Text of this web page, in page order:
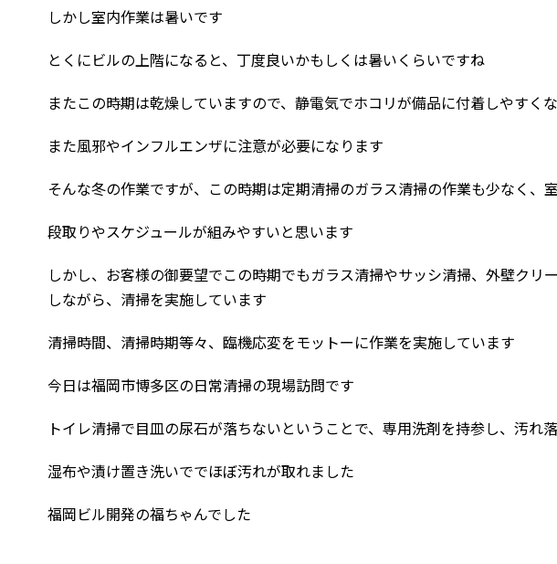
しかし室内作業は暑いです
とくにビルの上階になると、丁度良いかもしくは暑いくらいですね
またこの時期は乾燥していますので、静電気でホコリが備品に付着しやすく
また風邪やインフルエンザに注意が必要になります
そんな冬の作業ですが、この時期は定期清掃のガラス清掃の作業も少なく、
段取りやスケジュールが組みやすいと思います
しかし、お客様の御要望でこの時期でもガラス清掃やサッシ清掃、外壁クリ
しながら、清掃を実施しています
清掃時間、清掃時期等々、臨機応変をモットーに作業を実施しています
今日は福岡市博多区の日常清掃の現場訪問です
トイレ清掃で目皿の尿石が落ちないということで、専用洗剤を持参し、汚れ
湿布や漬け置き洗いででほぼ汚れが取れました
福岡ビル開発の福ちゃんでした